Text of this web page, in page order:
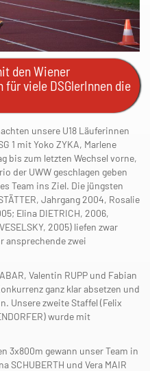
den Wiener
viele DSGlerInnen die
unsere U18 Läuferinnen
1 mit Yoko ZYKA, Marlene
bis zum letzten Wechsel vorne,
der UWW geschlagen geben
Team ins Ziel. Die jüngsten
Jahrgang 2004, Rosalie
Elina DIETRICH, 2006,
2005) liefen zwar
ansprechende zwei
Valentin RUPP und Fabian
ganz klar absetzen und
Unsere zweite Staffel (Felix
wurde mit
3x800m gewann unser Team in
SCHUBERTH und Vera MAIR